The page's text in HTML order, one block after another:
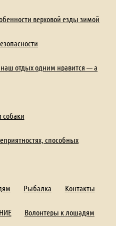
верховой езды зимой
отдых одним нравится — а
способных
Рыбалка Контакты
Волонтеры к лошадям